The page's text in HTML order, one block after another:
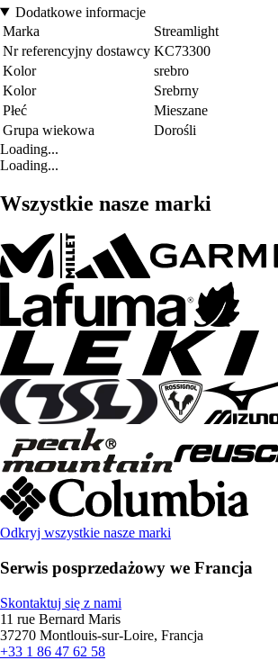
Dodatkowe informacje
Marka
Streamlight
Nr referencyjny dostawcy KC73300
Kolor
srebro
Kolor
Srebrny
Płeć
Mieszane
Grupa wiekowa
Dorośli
Loading...
Loading...
Wszystkie nasze marki
Odkryj wszystkie nasze marki
Serwis posprzedażowy we Francja
Skontaktuj się z nami
11 rue Bernard Maris
37270 Montlouis-sur-Loire, Francja
+33 1 86 47 62 58